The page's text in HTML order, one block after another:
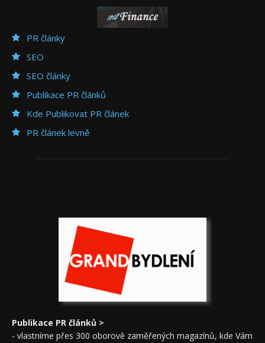
PR články
SEO
SEO články
Publikace PR článků
Kde Publikovat PR článek
PR článek levně
Publikace PR článků >
- vlastníme přes 300 oborově zaměřených magazínů, kde Vám